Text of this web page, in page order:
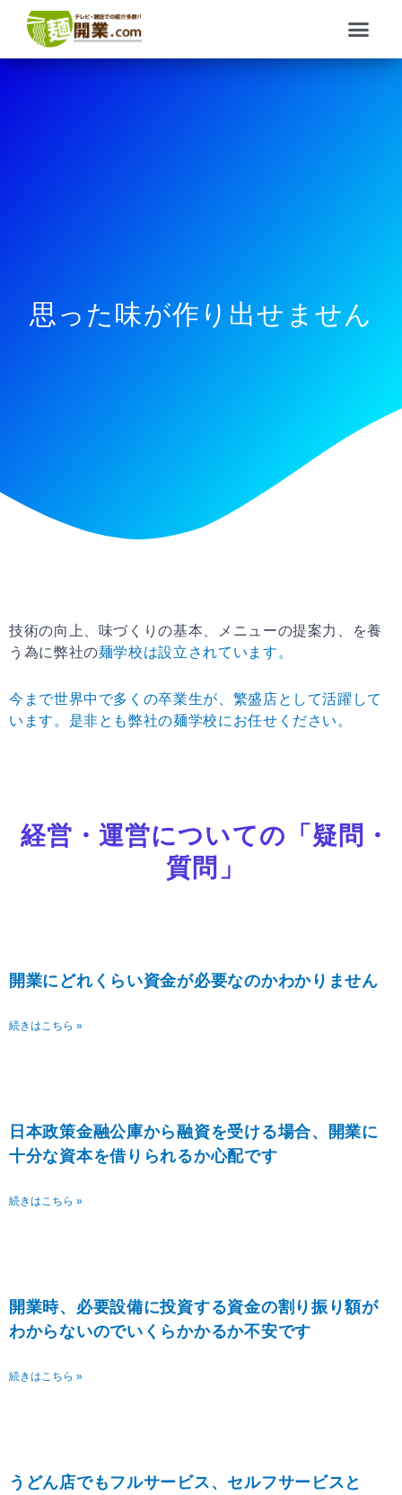
メ
ニ
ュ
思った味が作り出せません
技術の向上、味づくりの基本、メニューの提案力、を養
う為に弊社の麺学校は設立されています。
今まで世界中で多くの卒業生が、繁盛店として活躍して
います。是非とも弊社の麺学校にお任せください。
経営・運営についての「疑問・
質問」
開業にどれくらい資金が必要なのかわかりません
続きはこちら »
日本政策金融公庫から融資を受ける場合、開業に
十分な資本を借りられるか心配です
続きはこちら »
開業時、必要設備に投資する資金の割り振り額が
わからないのでいくらかかるか不安です
続きはこちら »
うどん店でもフルサービス、セルフサービスと